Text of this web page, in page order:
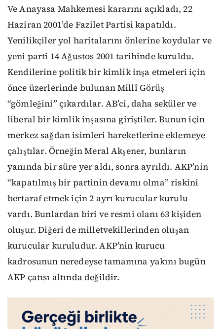
Ve Anayasa Mahkemesi kararını açıkladı, 22
Haziran 2001’de Fazilet Partisi kapatıldı.
Yenilikçiler yol haritalarını önlerine koydular ve
yeni parti 14 Ağustos 2001 tarihinde kuruldu.
Kendilerine politik bir kimlik inşa etmeleri için
önce üzerlerinde bulunan Millî Görüş
“gömleğini” çıkardılar. AB’ci, daha seküler ve
liberal bir kimlik inşasına giriştiler. Bunun için
merkez sağdan isimleri hareketlerine eklemeye
çalıştılar. Örneğin Meral Akşener, bunların
yanında bir süre yer aldı, sonra ayrıldı. AKP’nin
“kapatılmış bir partinin devamı olma” riskini
bertaraf etmek için 2 ayrı kurucular kurulu
vardı. Bunlardan biri ve resmi olanı 63 kişiden
oluşur. Diğeri de milletvekillerinden oluşan
kurucular kuruludur. AKP’nin kurucu
kadrosunun neredeyse tamamına yakını bugün
AKP çatısı altında değildir.